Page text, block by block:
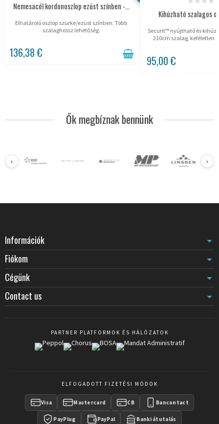
Nemesacél kordonoszlop ezüst színben -...
Elhatároló oszlop szürke/ezüst színben. Több
szalaghossz lehetőség.
136,38 €
Kihúzható szalagos
Securit™ nyújtható és
210cm szalag, keféletlen
95,00 €
Ők megbíznak bennünk
‹ ›
Információk
Fiókom
Cégünk
Contact us
PARTNER PLATFORMOK ÉS HÁLÓZATOK
ELFOGADOTT FIZETÉSI MÓDOK
Visa Mastercard CB Bancontact
PayPlug PayPal Banki átutalás